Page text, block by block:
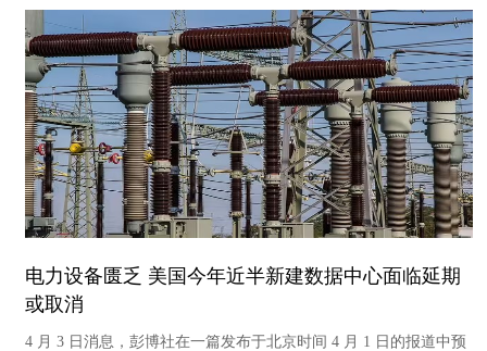
电力设备匮乏 美国今年近半新建数据中心面临延期
或取消
4 月 3 日消息，彭博社在一篇发布于北京时间 4 月 1 日的报道中预